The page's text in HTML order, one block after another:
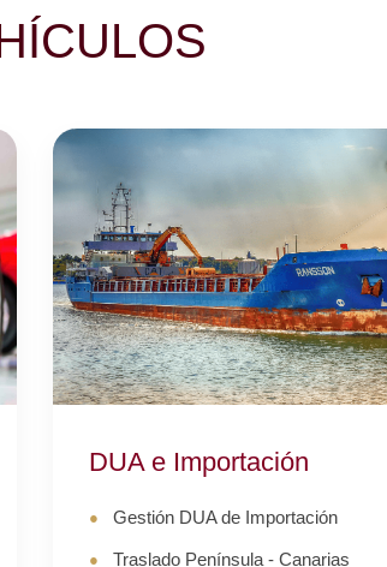
DUA e Importación
Gestión DUA de Importación
Traslado Península - Canarias